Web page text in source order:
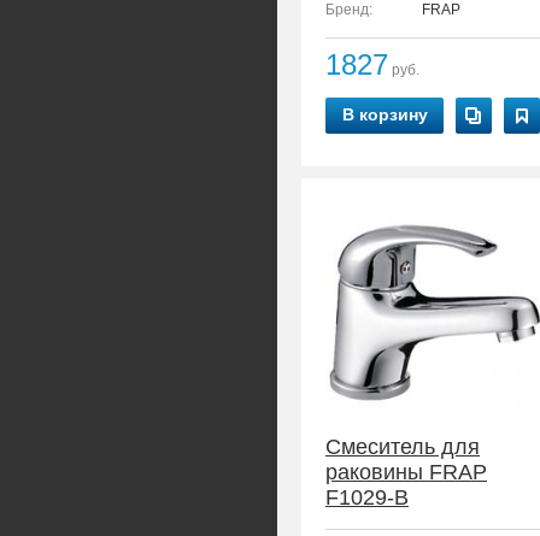
Бренд:
FRAP
1827 руб.
В корзину
Смеситель для
раковины FRAP
F1029-B